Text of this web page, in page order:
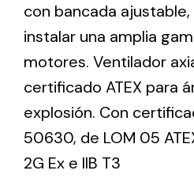
Iluminación Solar
Variedad de soluciones
de necesidades.
con bancada
instalar una amplia
motores. Ventilador
certificado ATEX para
explosión. Con
50630, de LOM 05
2G Ex e IIB T3